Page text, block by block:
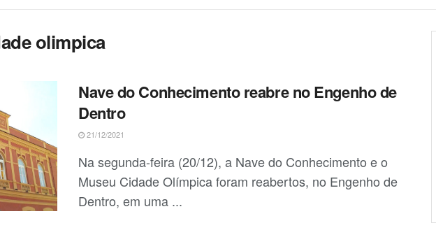
olimpica
Nave do Conhecimento reabre no Engenho de
Dentro
21/12/2021
Na segunda-feira (20/12), a Nave do Conhecimento e o
Museu Cidade Olímpica foram reabertos, no Engenho de
Dentro, em uma ...